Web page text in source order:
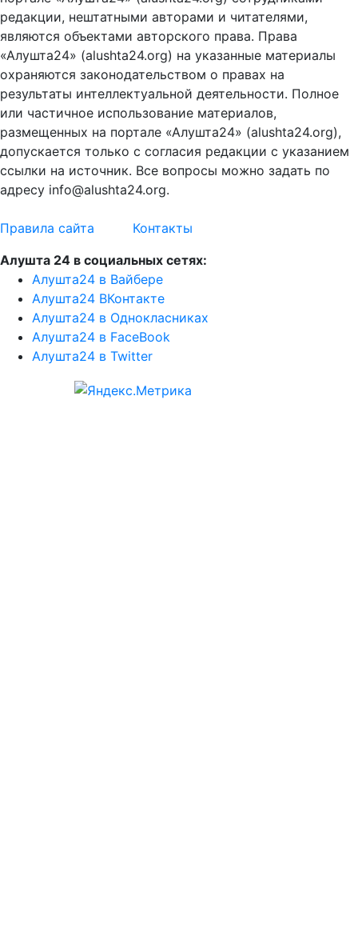
редакции, нештатными авторами и читателями,
являются объектами авторского права. Права
«Алушта24» (alushta24.org) на указанные материалы
охраняются законодательством о правах на
результаты интеллектуальной деятельности. Полное
или частичное использование материалов,
размещенных на портале «Алушта24» (alushta24.org),
допускается только с согласия редакции с указанием
ссылки на источник. Все вопросы можно задать по
адресу info@alushta24.org.
Правила сайта
Контакты
Алушта 24 в социальных сетях:
Алушта24 в Вайбере
Алушта24 ВКонтакте
Алушта24 в Однокласниках
Алушта24 в FaceBook
Алушта24 в Twitter